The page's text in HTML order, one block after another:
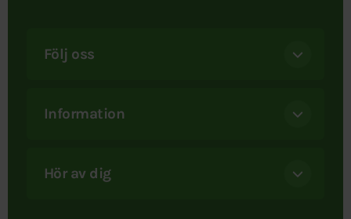
Följ oss
Information
Hör av dig